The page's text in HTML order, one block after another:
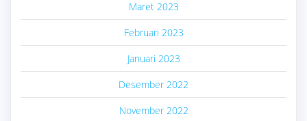
Maret 2023
Februari 2023
Januari 2023
Desember 2022
November 2022